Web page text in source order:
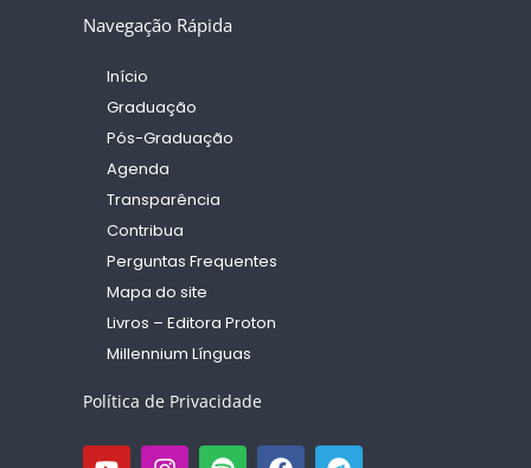
Navegação Rápida
Início
Graduação
Pós-Graduação
Agenda
Transparência
Contribua
Perguntas Frequentes
Mapa do site
Livros – Editora Proton
Millennium Línguas
Política de Privacidade